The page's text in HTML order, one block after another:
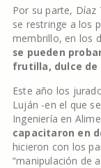
Por su parte, Díaz
se restringe a los
membrillo, en los
se pueden
frutilla, dulce de
Este año los
Luján -en el que
Ingeniería en
capacitaron en
hicieron con los
“manipulación de